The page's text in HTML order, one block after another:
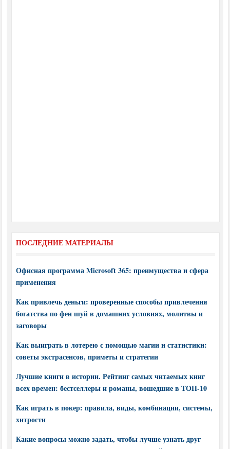
ПОСЛЕДНИЕ МАТЕРИАЛЫ
Офисная программа Microsoft 365: преимущества и сфера
применения
Как привлечь деньги: проверенные способы привлечения
богатства по фен шуй в домашних условиях, молитвы и
заговоры
Как выиграть в лотерею с помощью магии и статистики:
советы экстрасенсов, приметы и стратегии
Лучшие книги в истории. Рейтинг самых читаемых книг
всех времен: бестселлеры и романы, вошедшие в ТОП-10
Как играть в покер: правила, виды, комбинации, системы,
хитрости
Какие вопросы можно задать, чтобы лучше узнать друг